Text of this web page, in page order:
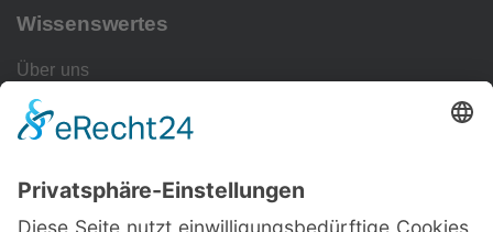
Wissenswertes
Über uns
Impressum
Datenschutzerklärung
Cookie-Einstellungen